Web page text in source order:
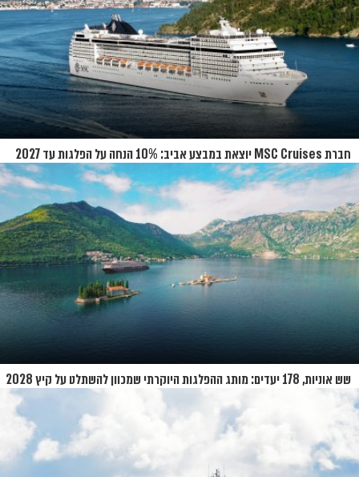
חברת MSC Cruises יוצאת במבצע אביב: 10% הנחה על הפלגות עד 2027
שש אוניות, 178 יעדים: מותג ההפלגות היוקרתי שמכוון להשתלט על קיץ 2028